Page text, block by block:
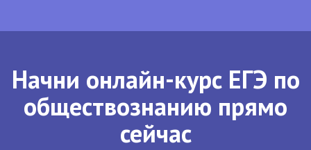
Начни онлайн-курс ЕГЭ по
обществознанию прямо
сейчас